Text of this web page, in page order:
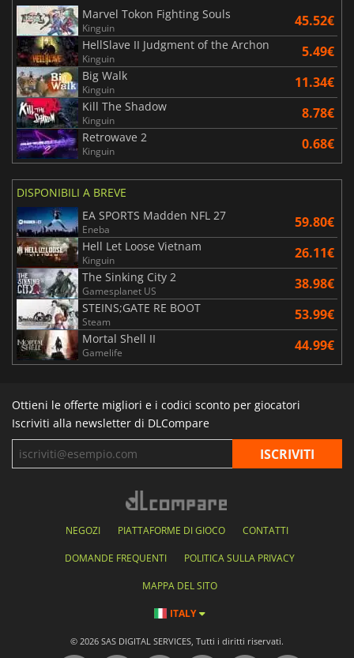
Marvel Tokon Fighting Souls
Kinguin 45.52€
HellSlave II Judgment of the Archon
Kinguin 5.49€
Big Walk
Kinguin 11.34€
Kill The Shadow
Kinguin 8.78€
Retrowave 2
Kinguin 0.68€
DISPONIBILI A BREVE
EA SPORTS Madden NFL 27
Eneba 59.80€
Hell Let Loose Vietnam
Kinguin 26.11€
The Sinking City 2
Gamesplanet US 38.98€
STEINS;GATE RE BOOT
Steam 53.99€
Mortal Shell II
Gamelife 44.99€
Ottieni le offerte migliori e i codici sconto per giocatori
Iscriviti alla newsletter di DLCompare
NEGOZI PIATTAFORME DI GIOCO CONTATTI
DOMANDE FREQUENTI POLITICA SULLA PRIVACY
MAPPA DEL SITO
ITALY
© 2026 SAS DIGITAL SERVICES, Tutti i diritti riservati.